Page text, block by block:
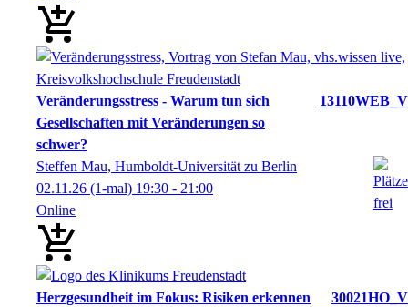
Veränderungsstress - Warum tun sich
Gesellschaften mit Veränderungen so
schwer?
13110WEB_V
Steffen Mau, Humboldt-Universität zu Berlin
02.11.26 (1-mal) 19:30 - 21:00
Online
Herzgesundheit im Fokus: Risiken erkennen
30021HO_V